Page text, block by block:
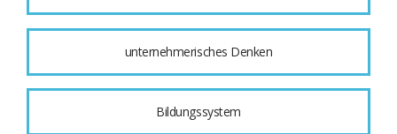
unternehmerisches Denken
Bildungssystem